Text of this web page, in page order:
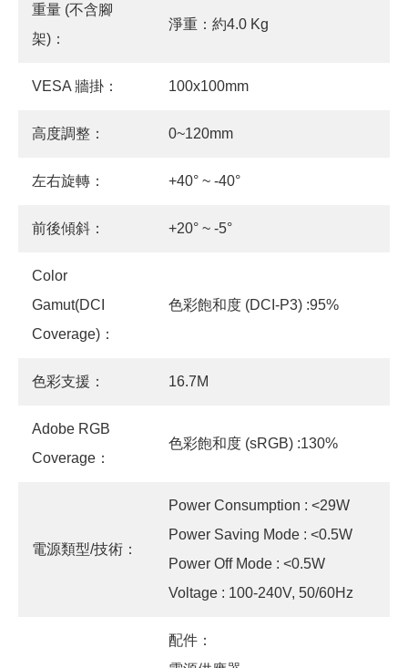
重量 (不含腳
架)：
淨重：約4.0 Kg
VESA 牆掛： 100x100mm
高度調整： 0~120mm
左右旋轉： +40° ~ -40°
前後傾斜： +20° ~ -5°
Color
Gamut(DCI
Coverage)：
色彩飽和度 (DCI-P3) :95%
色彩支援： 16.7M
Adobe RGB
Coverage：
色彩飽和度 (sRGB) :130%
電源類型/技術：
Power Consumption : <29W
Power Saving Mode : <0.5W
Power Off Mode : <0.5W
Voltage : 100-240V, 50/60Hz
配件：